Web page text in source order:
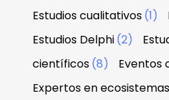
Estudios cualitativos(1)
Estudios Delphi(2)
científicos(8) Eventos
Expertos en